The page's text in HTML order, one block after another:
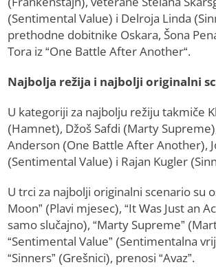
(Sentimental Value) i Delroja Linda
prethodne dobitnike Oskara, Šona
Tora iz “One Battle After Another“.
Najbolja režija i najbolji originalni
U kategoriji za najbolju režiju takmiče
(Hamnet), Džoš Safdi (Marty
Anderson (One Battle After Another),
(Sentimental Value) i Rajan Kugler
U trci za najbolji originalni scenario su
Moon” (Plavi mjesec), “It Was Just an
samo slučajno), “Marty Supreme”
“Sentimental Value” (Sentimentalna
“Sinners” (Grešnici), prenosi “Avaz”.